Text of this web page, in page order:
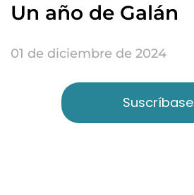
Un año de Galán
01 de diciembre de 2024
Suscríbase